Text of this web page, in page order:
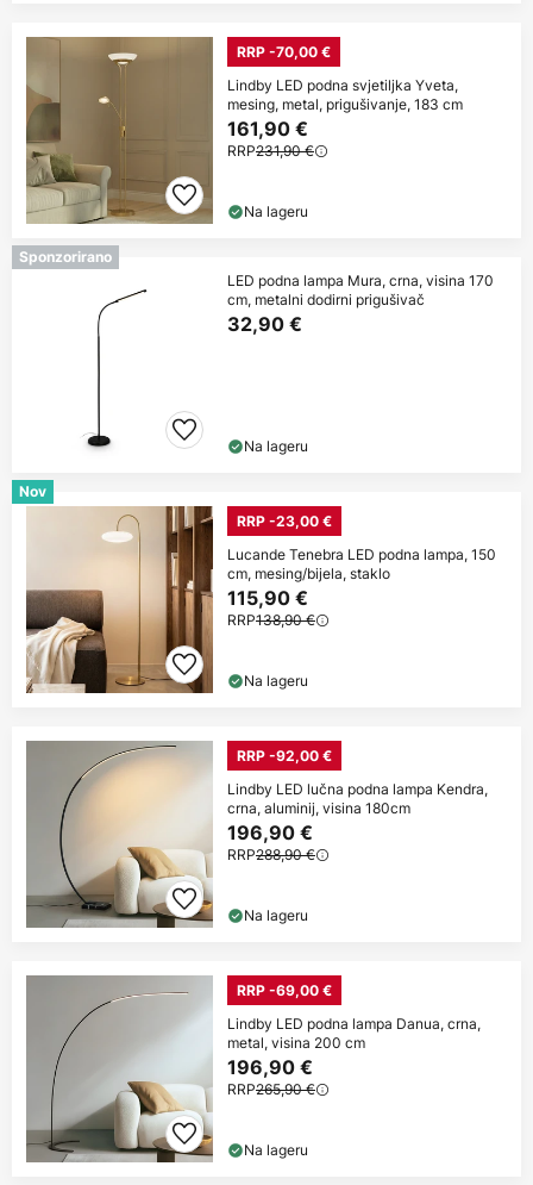
RRP -70,00 €
Lindby LED podna svjetiljka Yveta,
mesing, metal, prigušivanje, 183 cm
161,90 €
RRP231,90 €
Na lageru
Sponzorirano
LED podna lampa Mura, crna, visina 170
cm, metalni dodirni prigušivač
32,90 €
Na lageru
Nov
RRP -23,00 €
Lucande Tenebra LED podna lampa, 150
cm, mesing/bijela, staklo
115,90 €
RRP138,90 €
Na lageru
RRP -92,00 €
Lindby LED lučna podna lampa Kendra,
crna, aluminij, visina 180cm
196,90 €
RRP288,90 €
Na lageru
RRP -69,00 €
Lindby LED podna lampa Danua, crna,
metal, visina 200 cm
196,90 €
RRP265,90 €
Na lageru